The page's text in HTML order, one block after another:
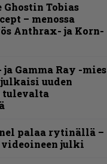
Tobias
– menossa
Anthrax- ja Korn-
Gamma Ray -mies
uuden
tulevalta
palaa rytinällä –
julki